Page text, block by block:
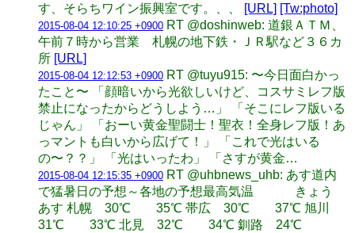
す、そらちワイン振興室です。、、
[URL] [Tw:photo]
2015-08-04 12:10:25 +0900 RT @doshinweb: 道銀ＡＴＭ、
午前７時から営業 札幌の地下鉄・ＪＲ駅など３６カ
所 [URL]
2015-08-04 12:12:53 +0900 RT @tuyu915: 〜今日面白かっ
たこと〜 「顔暗いから光欲しいけど、コスサミレフ版
禁止になったからどうしよう…」 「そこにレフ版いる
じゃん」 「おーい黄金聖闘士！聖衣！全身レフ版！あ
っマントも白いから広げて！」 「これで光はいる
の〜？？」 「光はいったわ」 「さすが黄金…
2015-08-04 12:15:35 +0900 RT @uhbnews_uhb: あす道内
で猛暑日の予想～各地の予想最高気温 きょう
あす 札幌 30℃ 35℃ 帯広 30℃ 37℃ 旭川
31℃ 33℃ 北見 32℃ 34℃ 釧路 24℃